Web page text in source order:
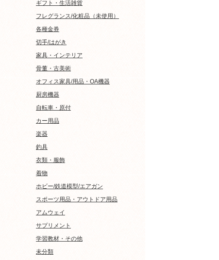
ギフト・生活雑貨
フレグランス/化粧品（未使用）
各種金券
切手/はがき
家具・インテリア
骨董・古美術
オフィス家具/用品・OA機器
厨房機器
自転車・原付
カー用品
楽器
釣具
衣類・服飾
着物
ホビー/鉄道模型/エアガン
スポーツ用品・アウトドア用品
アムウェイ
サプリメント
学習教材・その他
未分類